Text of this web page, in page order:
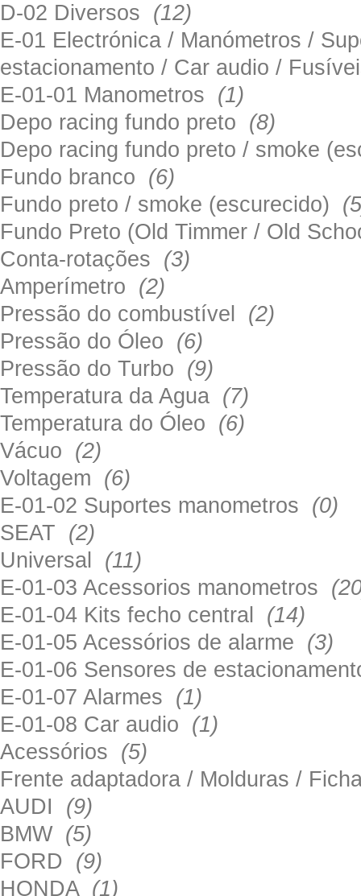
D-02 Diversos (12)
E-01 Electrónica / Manómetros /
estacionamento / Car audio /
E-01-01 Manometros (1)
Depo racing fundo preto (8)
Depo racing fundo preto / smoke
Fundo branco (6)
Fundo preto / smoke (escurecido)
Fundo Preto (Old Timmer / Old
Conta-rotações (3)
Amperímetro (2)
Pressão do combustível (2)
Pressão do Óleo (6)
Pressão do Turbo (9)
Temperatura da Agua (7)
Temperatura do Óleo (6)
Vácuo (2)
Voltagem (6)
E-01-02 Suportes manometros (0)
SEAT (2)
Universal (11)
E-01-03 Acessorios manometros
E-01-04 Kits fecho central (14)
E-01-05 Acessórios de alarme (3)
E-01-06 Sensores de
E-01-07 Alarmes (1)
E-01-08 Car audio (1)
Acessórios (5)
Frente adaptadora / Molduras /
AUDI (9)
BMW (5)
FORD (9)
HONDA (1)